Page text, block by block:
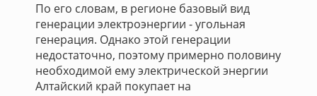
По его словам, в регионе базовый вид
генерации электроэнергии - угольная
генерация. Однако этой генерации
недостаточно, поэтому примерно половину
необходимой ему электрической энергии
Алтайский край покупает на